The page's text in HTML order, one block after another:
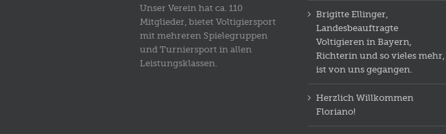
Unser Verein hat ca. 110
Mitglieder, bietet Voltigiersport
mit mehreren Spielegruppen
und Turniersport in allen
Leistungsklassen.
Brigitte Ellinger,
Landesbeauftragte
Voltigieren in Bayern,
Richterin und so vieles mehr,
ist von uns gegangen.
Herzlich Willkommen
Floriano!